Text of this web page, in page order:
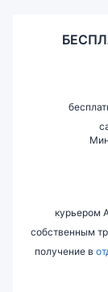
курьером
собственным
получение в